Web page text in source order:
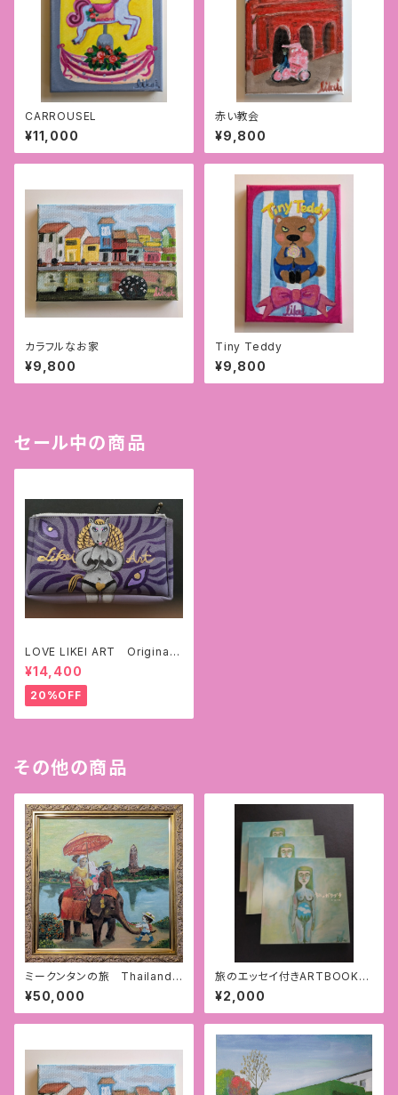
CARROUSEL
¥11,000
赤い教会
¥9,800
カラフルなお家
¥9,800
Tiny Teddy
¥9,800
セール中の商品
LOVE LIKEI ART Original
wallet
¥14,400
20%OFF
その他の商品
ミークンタンの旅 Thailand
アユタヤ遺跡でゾウさんに乗
る （額付）
¥50,000
旅のエッセイ付きARTBOOK
「旅のガクブチ」
¥2,000